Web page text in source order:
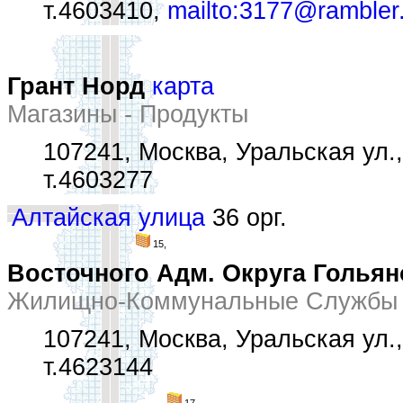
т.4603410,
Грант Норд карта
Магазины - Продукты
107241, Москва, Уральская
т.4603277
Алтайская улица 36 орг.
15,
Восточного Адм. Округа
Жилищно-Коммунальные Службы
107241, Москва, Уральская
т.4623144